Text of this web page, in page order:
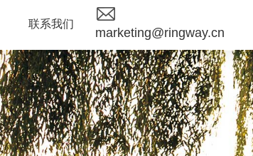
联系我们
marketing@ringway.cn